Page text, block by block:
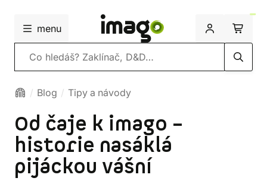
menu
Vyhledávání
Blog Tipy a návody
Od čaje k imago –
historie nasáklá
pijáckou vášní